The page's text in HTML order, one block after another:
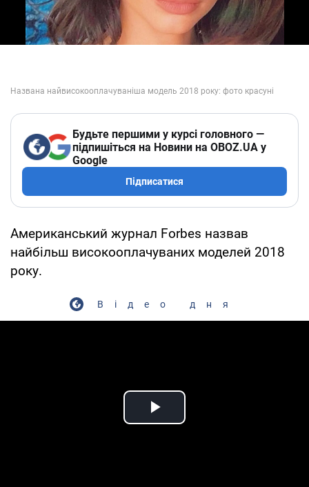
Будьте першими у курсі головного —
підпишіться на Новини на OBOZ.UA у
Google
Підписатися
Американський журнал Forbes назвав
найбільш високооплачуваних моделей 2018
року.
Відео дня
Play Video